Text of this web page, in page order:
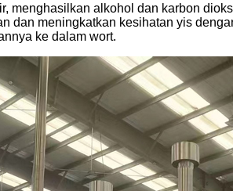
menghasilkan alkohol dan karbon
dan meningkatkan kesihatan yis
ke dalam wort.